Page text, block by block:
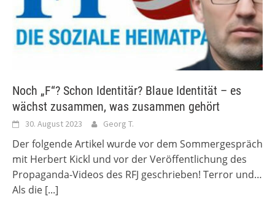
Noch „F“? Schon Identitär? Blaue Identität – es
wächst zusammen, was zusammen gehört
30. August 2023 Georg T.
Der folgende Artikel wurde vor dem Sommergespräch
mit Herbert Kickl und vor der Veröffentlichung des
Propaganda-Videos des RFJ geschrieben! Terror und…
Als die [...]